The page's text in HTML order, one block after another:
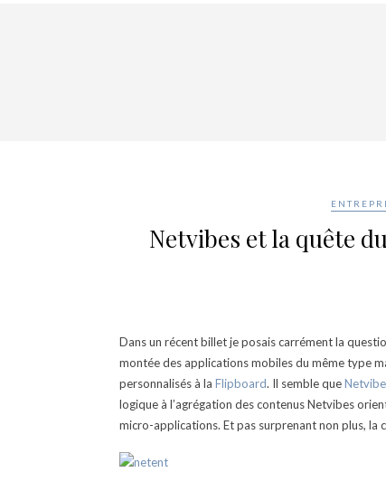
Netvibes et la quête
Dans un récent billet je posais carrément la
montée des applications mobiles du même type
personnalisés à la Flipboard. Il semble que
logique à l’agrégation des contenus Netvibes
micro-applications. Et pas surprenant non plus, la